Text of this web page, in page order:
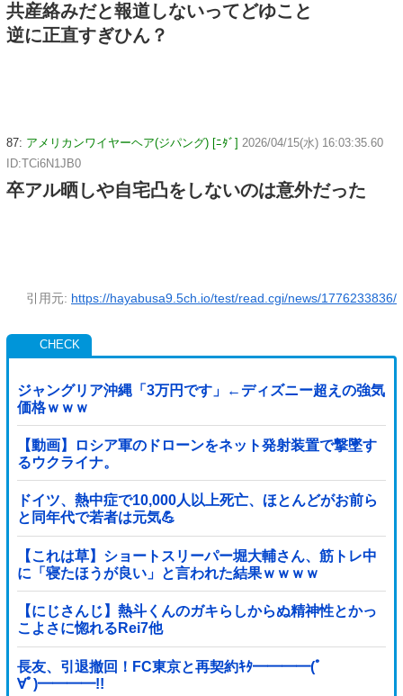
共産絡みだと報道しないってどゆこと
逆に正直すぎひん？
87: アメリカンワイヤーヘア(ジパング) [ﾆﾀﾞ] 2026/04/15(水) 16:03:35.60
ID:TCi6N1JB0
卒アル晒しや自宅凸をしないのは意外だった
引用元: https://hayabusa9.5ch.io/test/read.cgi/news/1776233836/
ジャングリア沖縄「3万円です」←ディズニー超えの強気
価格ｗｗｗ
【動画】ロシア軍のドローンをネット発射装置で撃墜す
るウクライナ。
ドイツ、熱中症で10,000人以上死亡、ほとんどがお前ら
と同年代で若者は元気💪
【これは草】ショートスリーパー堀大輔さん、筋トレ中
に「寝たほうが良い」と言われた結果ｗｗｗｗ
【にじさんじ】熱斗くんのガキらしからぬ精神性とかっ
こよさに惚れるRei7他
長友、引退撤回！FC東京と再契約ｷﾀ━━━━(ﾟ
∀ﾟ)━━━━!!